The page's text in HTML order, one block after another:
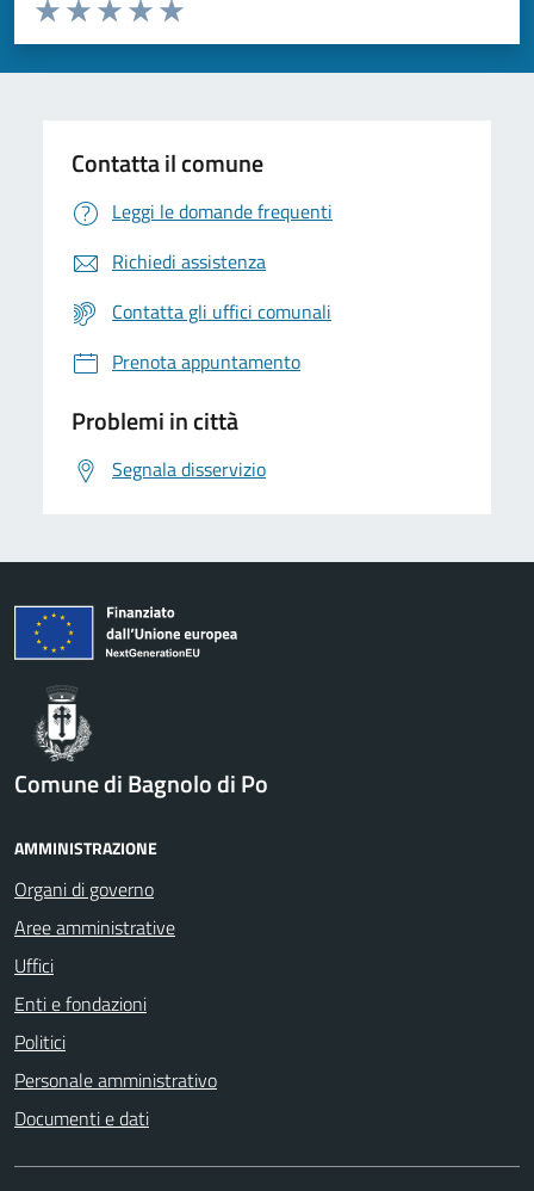
Valuta 5 stelle su 5
Valuta 4 stelle su 5
Valuta 3 stelle su 5
Valuta 2 stelle su 5
Valuta 1 stelle su 5
Contatta il comune
Leggi le domande frequenti
Richiedi assistenza
Contatta gli uffici comunali
Prenota appuntamento
Problemi in città
Segnala disservizio
Comune di Bagnolo di Po
AMMINISTRAZIONE
Organi di governo
Aree amministrative
Uffici
Enti e fondazioni
Politici
Personale amministrativo
Documenti e dati